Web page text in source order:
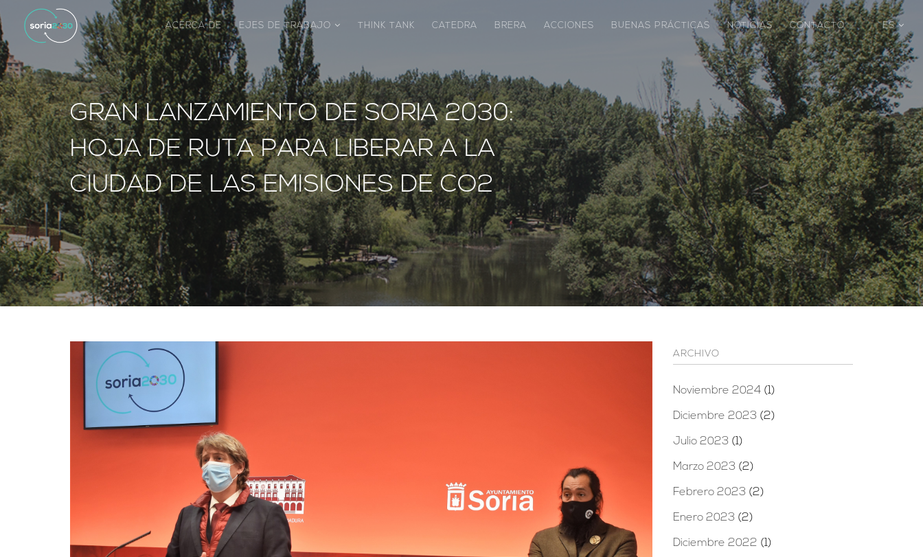
ACERCA DE EJES DE TRABAJO THINK TANK CATEDRA BRERA ACCIONES BUENAS PRÁCTICAS NOTICIAS CONTACTO ES
GRAN LANZAMIENTO DE SORIA 2030:
HOJA DE RUTA PARA LIBERAR A LA
CIUDAD DE LAS EMISIONES DE CO2
ARCHIVO
Noviembre 2024(1)
Diciembre 2023(2)
Julio 2023(1)
Marzo 2023(2)
Febrero 2023(2)
Enero 2023(2)
Diciembre 2022 (1)